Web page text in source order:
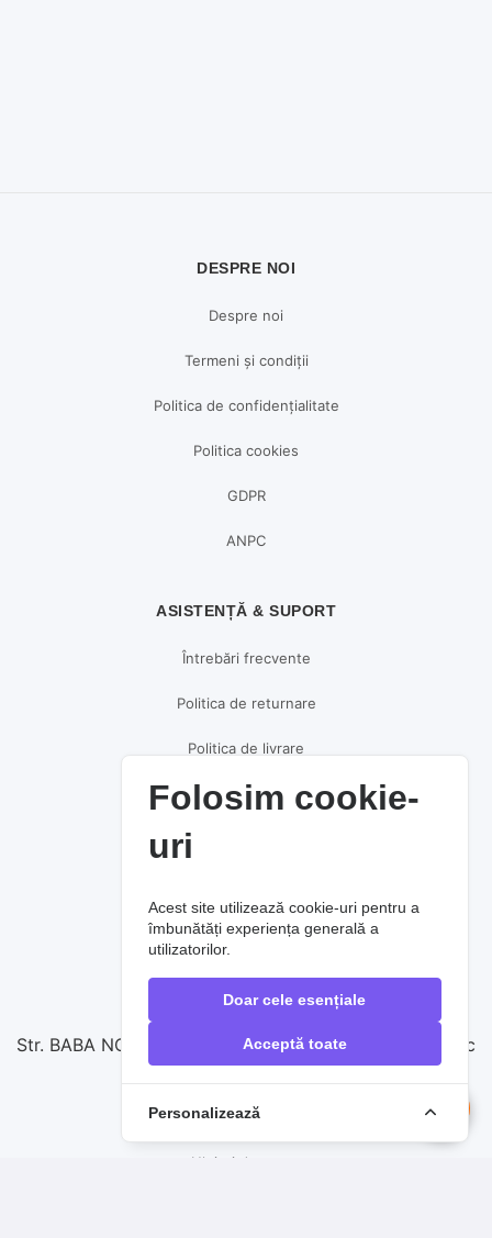
DESPRE NOI
Despre noi
Termeni și condiții
Politica de confidențialitate
Politica cookies
GDPR
ANPC
ASISTENȚĂ & SUPORT
Întrebări frecvente
Politica de returnare
Politica de livrare
Politica de plată
SERVICIUL SUPORT CLIENȚI
Contactați-ne
0720860257
vanzari@raoauto.ro
Str. BABA NOVAC nr.17, complex comercial Baba Novac
PRODUSE DE TOP
Uleiuri de motor
Folosim cookie-
uri
Acest site utilizează cookie-uri pentru a
îmbunătăți experiența generală a
utilizatorilor.
Doar cele esențiale
Acceptă toate
Personalizează